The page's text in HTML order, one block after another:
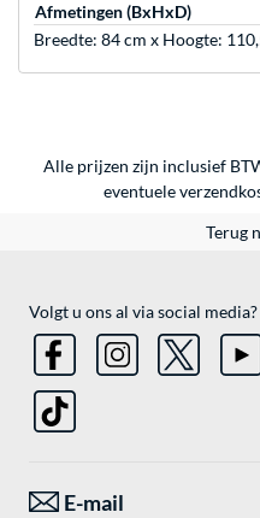
Afmetingen (BxHxD)
Breedte: 84 cm x Hoogte:
Alle prijzen zijn inclusief
eventuele
Terug
Volgt u ons al via social media?
E-mail